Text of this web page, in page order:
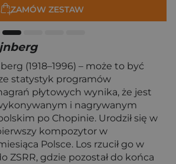
ZAMÓW ZESTAW
(1918–1996) – może to być
statystyk programów
płytowych wynika, że jest
i nagrywanym
po Chopinie. Urodził się w
kompozytor w
Polsce. Los rzucił go w
ZSRR, gdzie pozostał do końca